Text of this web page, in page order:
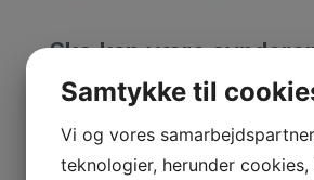
Sko kan være
Fodterapeuten vil desuden
gang, fodstilling og anatomi for
årsagen til den hårde hud er.
fodterapeuten gennemgå dit
Samtykke til
Vi og vores
teknologier, herunder